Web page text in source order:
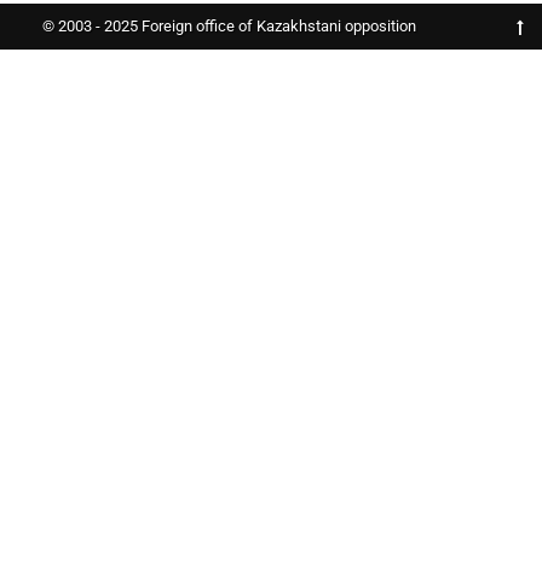
© 2003 - 2025 Foreign office of Kazakhstani opposition